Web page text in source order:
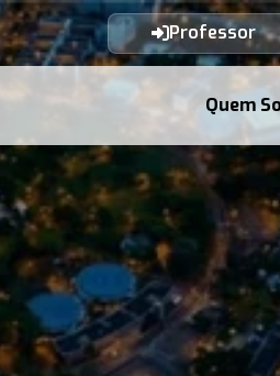
Professor
Quem